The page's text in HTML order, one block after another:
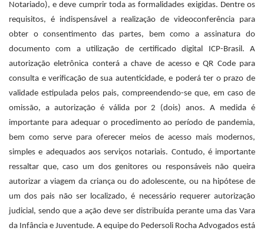
Notariado), e deve cumprir toda as formalidades exigidas. Dentre os
requisitos, é indispensável a realização de videoconferência para
obter o consentimento das partes, bem como a assinatura do
documento com a utilização de certificado digital ICP-Brasil. A
autorização eletrônica conterá a chave de acesso e QR Code para
consulta e verificação de sua autenticidade, e poderá ter o prazo de
validade estipulada pelos pais, compreendendo-se que, em caso de
omissão, a autorização é válida por 2 (dois) anos. A medida é
importante para adequar o procedimento ao período de pandemia,
bem como serve para oferecer meios de acesso mais modernos,
simples e adequados aos serviços notariais. Contudo, é importante
ressaltar que, caso um dos genitores ou responsáveis não queira
autorizar a viagem da criança ou do adolescente, ou na hipótese de
um dos pais não ser localizado, é necessário requerer autorização
judicial, sendo que a ação deve ser distribuída perante uma das Vara
da Infância e Juventude. A equipe do Pedersoli Rocha Advogados está